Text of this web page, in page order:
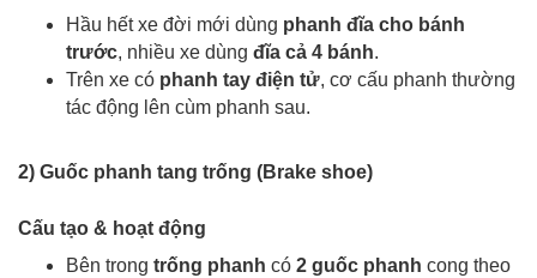
Hầu hết xe đời mới dùng phanh đĩa cho bánh
trước, nhiều xe dùng đĩa cả 4 bánh.
Trên xe có phanh tay điện tử, cơ cấu phanh thường
tác động lên cùm phanh sau.
2) Guốc phanh tang trống (Brake shoe)
Cấu tạo & hoạt động
Bên trong trống phanh có 2 guốc phanh cong theo